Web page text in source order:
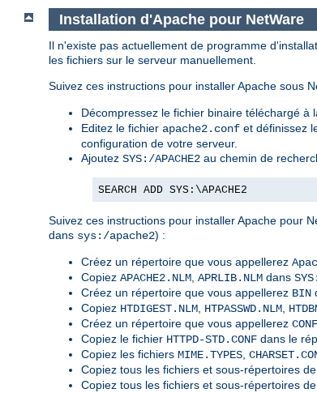
Installation d'Apache pour NetWare
Il n'existe pas actuellement de programme
les fichiers sur le serveur manuellement.
Suivez ces instructions pour installer Apache sous
Décompressez le fichier binaire téléchargé à
Editez le fichier apache2.conf et définissez
configuration de votre serveur.
Ajoutez SYS:/APACHE2 au chemin de
SEARCH ADD SYS:\APACHE2
Suivez ces instructions pour installer Apache pour
dans sys:/apache2) :
Créez un répertoire que vous appellerez
Copiez APACHE2.NLM, APRLIB.NLM dans
Créez un répertoire que vous appellerez BIN
Copiez HTDIGEST.NLM, HTPASSWD.NLM,
Créez un répertoire que vous appellerez CONF
Copiez le fichier HTTPD-STD.CONF dans le
Copiez les fichiers MIME.TYPES,
Copiez tous les fichiers et sous-répertoires de
Copiez tous les fichiers et sous-répertoires de